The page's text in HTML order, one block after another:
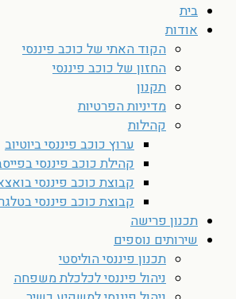
בית
אודות
הקוד האתי של כוכב פיננסי
החזון של כוכב פיננסי
תקנון
מדיניות הפרטיות
קהילות
ערוץ כוכב פיננסי ביוטיוב
קהילת כוכב פיננסי
קבוצת כוכב פיננסי
קבוצת כוכב פיננסי
תכנון פרישה
שירותים נוספים
תכנון פיננסי הוליסטי
ניהול פיננסי לכלכלת משפחה